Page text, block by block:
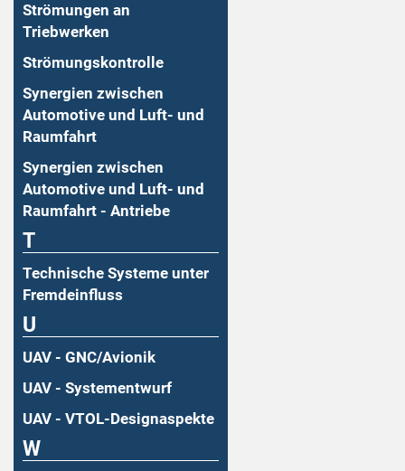
Strömungen an
Triebwerken
Strömungskontrolle
Synergien zwischen
Automotive und Luft- und
Raumfahrt
Synergien zwischen
Automotive und Luft- und
Raumfahrt - Antriebe
T
Technische Systeme unter
Fremdeinfluss
U
UAV - GNC/Avionik
UAV - Systementwurf
UAV - VTOL-Designaspekte
W